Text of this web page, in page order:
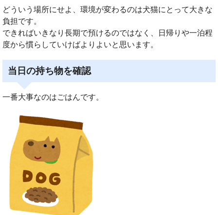
どういう場所にせよ、環境が変わるのは犬猫にとって大きな
負担です。
できればいきなり長期で預けるのではなく、日帰りや一泊程
度から慣らしていけばよりよいと思います。
当日の持ち物を確認
一番大事なのはごはんです。